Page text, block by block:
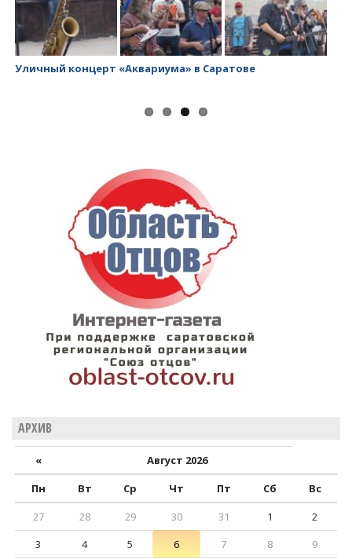
Уличный концерт «Аквариума» в Саратове
АРХИВ
«
Август 2026
Пн
Вт Ср Чт Пт Сб
Вс
27
28 29 30 31 1
2
3
4 5 6 7 8
9